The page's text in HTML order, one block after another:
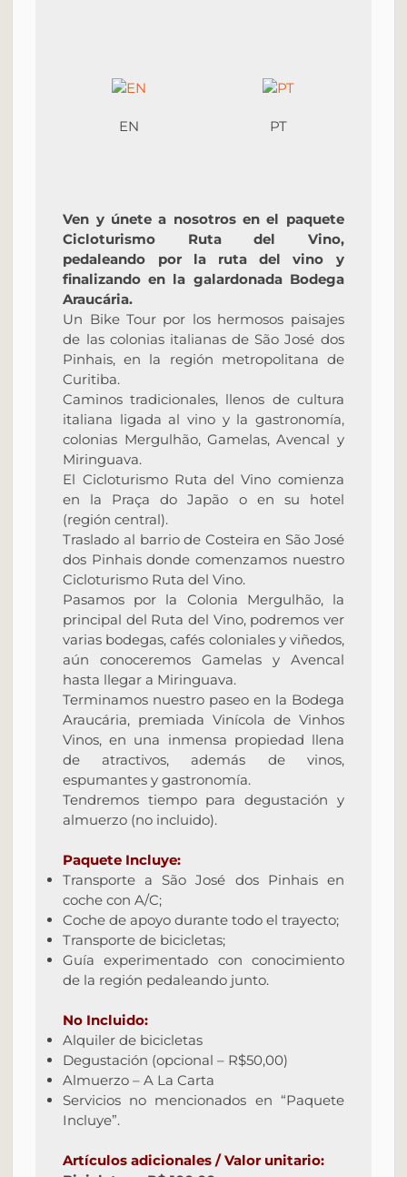
EN PT
Ven y únete a nosotros en el paquete
Cicloturismo Ruta del Vino,
pedaleando por la ruta del vino y
finalizando en la galardonada Bodega
Araucária.
Un Bike Tour por los hermosos paisajes
de las colonias italianas de São José dos
Pinhais, en la región metropolitana de
Curitiba.
Caminos tradicionales, llenos de cultura
italiana ligada al vino y la gastronomía,
colonias Mergulhão, Gamelas, Avencal y
Miringuava.
El Cicloturismo Ruta del Vino comienza
en la Praça do Japão o en su hotel
(región central).
Traslado al barrio de Costeira en São José
dos Pinhais donde comenzamos nuestro
Cicloturismo Ruta del Vino.
Pasamos por la Colonia Mergulhão, la
principal del Ruta del Vino, podremos ver
varias bodegas, cafés coloniales y viñedos,
aún conoceremos Gamelas y Avencal
hasta llegar a Miringuava.
Terminamos nuestro paseo en la Bodega
Araucária, premiada Vinícola de Vinhos
Vinos, en una inmensa propiedad llena
de atractivos, además de vinos,
espumantes y gastronomía.
Tendremos tiempo para degustación y
almuerzo (no incluido).
Paquete Incluye:
Transporte a São José dos Pinhais en
coche con A/C;
Coche de apoyo durante todo el trayecto;
Transporte de bicicletas;
Guía experimentado con conocimiento
de la región pedaleando junto.
No Incluido:
Alquiler de bicicletas
Degustación (opcional – R$50,00)
Almuerzo – A La Carta
Servicios no mencionados en “Paquete
Incluye”.
Artículos adicionales / Valor unitario: